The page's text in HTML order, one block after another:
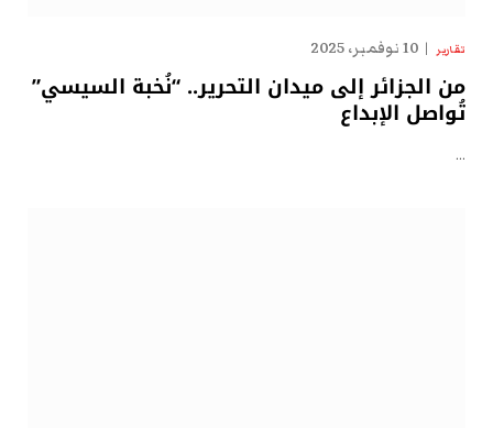
تقارير 10 نوفمبر، 2025
من الجزائر إلى ميدان التحرير.. “نُخبة السيسي”
تُواصل الإبداع
…